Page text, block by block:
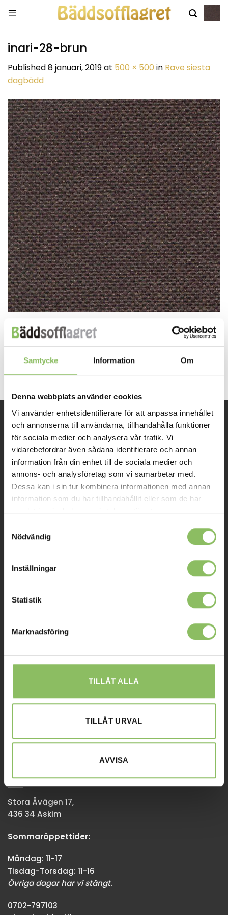
Samtycke Information Om
Denna webbplats använder cookies
Vi använder enhetsidentifierare för att anpassa innehållet
och annonserna till användarna, tillhandahålla funktioner
för sociala medier och analysera vår trafik. Vi
vidarebefordrar även sådana identifierare och annan
information från din enhet till de sociala medier och
annons- och analysföretag som vi samarbetar med.
Dessa kan i sin tur kombinera informationen med annan
information som du har tillhandahållit eller som de har
samlat in när du har använt deras tjänster.
Nödvändig
Inställningar
Statistik
Marknadsföring
TILLÅT ALLA
TILLÅT URVAL
AVVISA
inari-28-brun
Published8 januari, 2019at 500 × 500 in Rave siesta
dagbädd
Both comments and trackbacks are currently closed.
←Previous
Next→
INFORMATION
Om oss
Kontakt
Mitt konto
Leverans
Reklamation
Sommaröppettider:
Övriga dagar har vi stängt.
info@baddsofflagret.se
GÖTEBORG
Stora Åvägen 17,
436 34 Askim
Sommaröppettider:
Måndag: 11-17
Tisdag-Torsdag: 11-16
Övriga dagar har vi stängt.
0702-797103